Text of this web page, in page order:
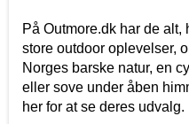
På Outmore.dk har de
store outdoor oplevelser,
Norges barske natur, en
eller sove under åben
her for at se deres udvalg.